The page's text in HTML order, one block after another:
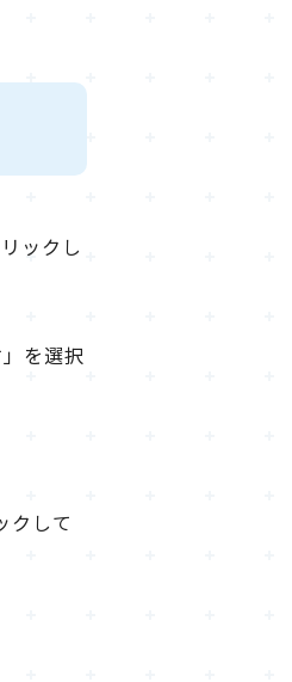
ックし
を選択
クして